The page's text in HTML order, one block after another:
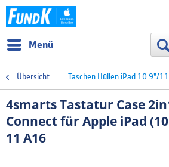
Menü
Übersicht Taschen Hüllen iPad 10.9"/
4smarts Tastatur Case
Connect für Apple iPad
11 A16